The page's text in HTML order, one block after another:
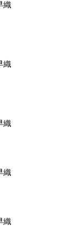
織
織
織
織
織